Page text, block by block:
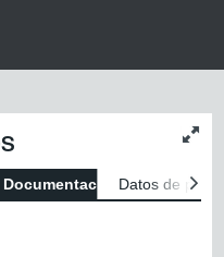
del
DocumentacionesDatos de